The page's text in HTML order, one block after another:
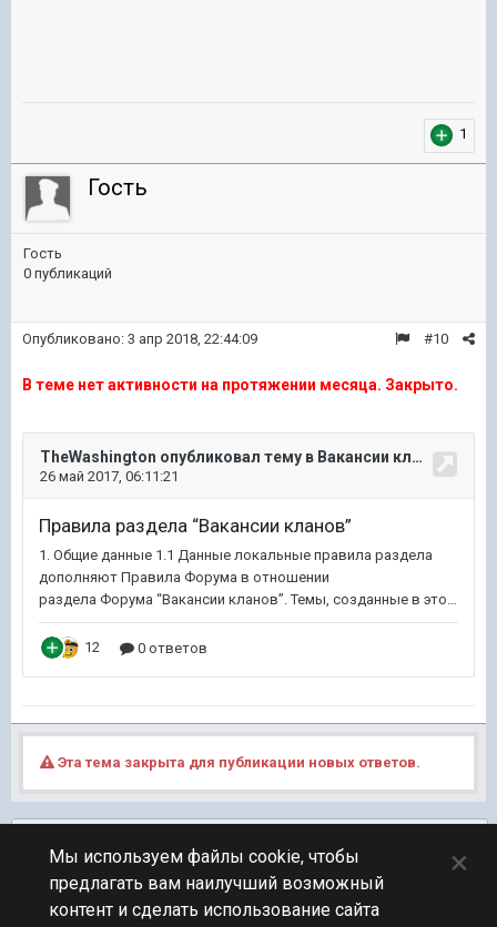
1
Гость
Гость
0 публикаций
#10
Опубликовано: 3 апр 2018, 22:44:09
В теме нет активности на протяжении месяца. Закрыто.
Эта тема закрыта для публикации новых ответов.
ПЕРЕЙТИ К СПИСКУ ТЕМ
Клановый
Мы используем файлы cookie, чтобы
предлагать вам наилучший возможный
контент и сделать использование сайта
×